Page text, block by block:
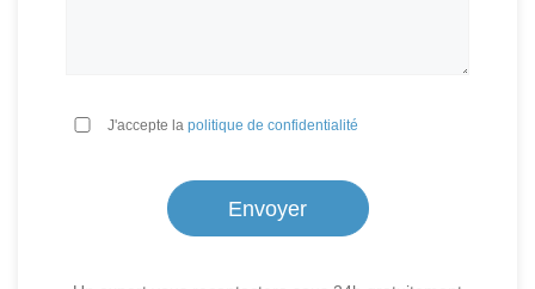
J'accepte la politique de confidentialité